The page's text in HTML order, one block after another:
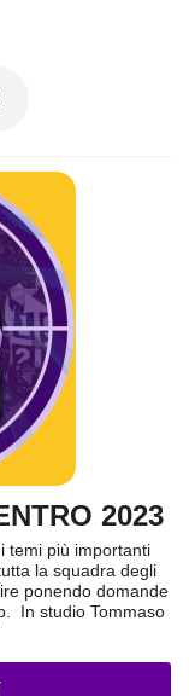
2023
temi più importanti
la squadra degli
ponendo domande
In studio Tommaso